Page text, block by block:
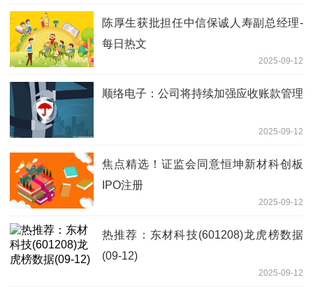
陈厚生获批担任中信保诚人寿副总经理-
每日热文
2025-09-12
顺络电子：公司将持续加强应收账款管理
2025-09-12
焦点精选！证监会同意恒坤新材科创板
IPO注册
2025-09-12
热推荐：东材科技(601208)龙虎榜数据
(09-12)
2025-09-12